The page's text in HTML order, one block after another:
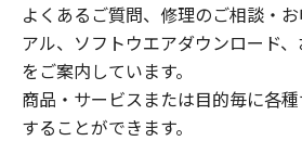
よくあるご質問、修理のご相談・
アル、ソフトウエアダウンロード
をご案内しています。
商品・サービスまたは目的毎に各
することができます。